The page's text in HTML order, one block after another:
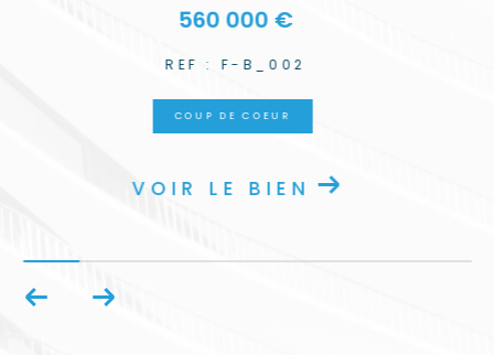
302 500 €
REF : BC-A004
COUP DE COEUR
VOIR LE BIEN